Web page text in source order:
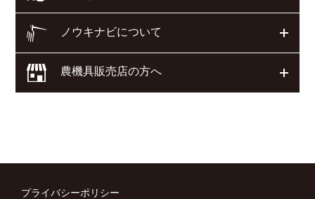
ノウキナビについて
農機具販売店の方へ
プライバシーポリシー